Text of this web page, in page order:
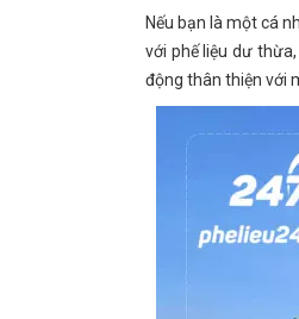
Nếu bạn là một cá
với phế liệu dư
động thân thiện với